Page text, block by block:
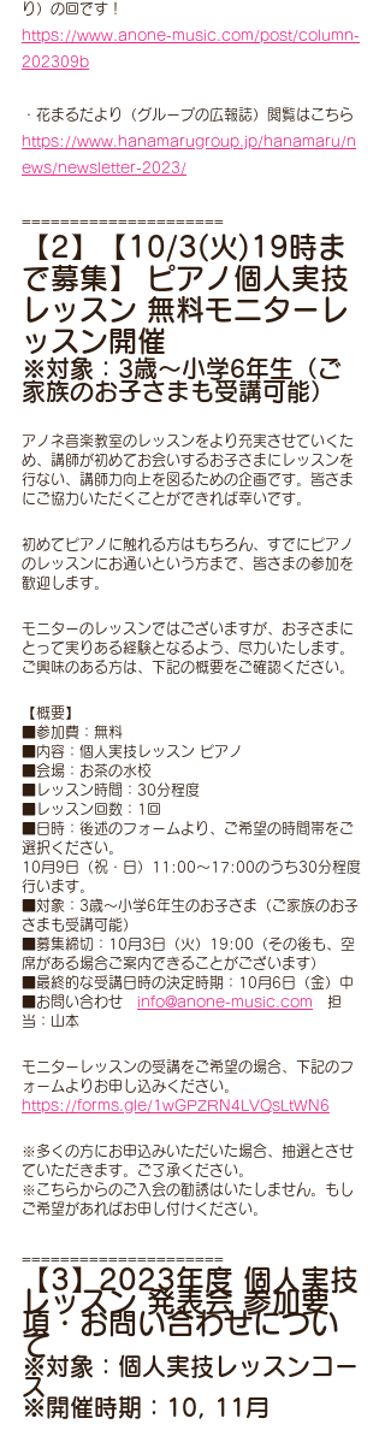
り）の回です！
https://www.anone-music.com/post/column-
202309b
・花まるだより（グループの広報誌）閲覧はこちら
https://www.hanamarugroup.jp/hanamaru/n
ews/newsletter-2023/
=====================
【2】【10/3(火)19時ま
で募集】 ピアノ個人実技
レッスン 無料モニターレ
ッスン開催
※対象：3歳～小学6年生（ご
家族のお子さまも受講可能）
アノネ音楽教室のレッスンをより充実させていくた
め、講師が初めてお会いするお子さまにレッスンを
行ない、講師力向上を図るための企画です。皆さま
にご協力いただくことができれば幸いです。
初めてピアノに触れる方はもちろん、すでにピアノ
のレッスンにお通いという方まで、皆さまの参加を
歓迎します。
モニターのレッスンではございますが、お子さまに
とって実りある経験となるよう、尽力いたします。
ご興味のある方は、下記の概要をご確認ください。
【概要】
■参加費：無料
■内容：個人実技レッスン ピアノ
■会場：お茶の水校
■レッスン時間：30分程度
■レッスン回数：1回
■日時：後述のフォームより、ご希望の時間帯をご
選択ください。
10月9日（祝・日）11:00〜17:00のうち30分程度
行います。
■対象：3歳～小学6年生のお子さま（ご家族のお子
さまも受講可能）
■募集締切：10月3日（火）19:00（その後も、空
席がある場合ご案内できることがございます）
■最終的な受講日時の決定時期：10月6日（金）中
■お問い合わせ info@anone-music.com 担
当：山本
モニターレッスンの受講をご希望の場合、下記のフ
ォームよりお申し込みください。
https://forms.gle/1wGPZRN4LVQsLtWN6
※多くの方にお申込みいただいた場合、抽選とさせ
ていただきます。ご了承ください。
※こちらからのご入会の勧誘はいたしません。もし
ご希望があればお申し付けください。
=====================
【3】2023年度 個人実技
レッスン 発表会 参加要
項・お問い合わせについ
て
※対象：個人実技レッスンコー
ス
※開催時期：10, 11月